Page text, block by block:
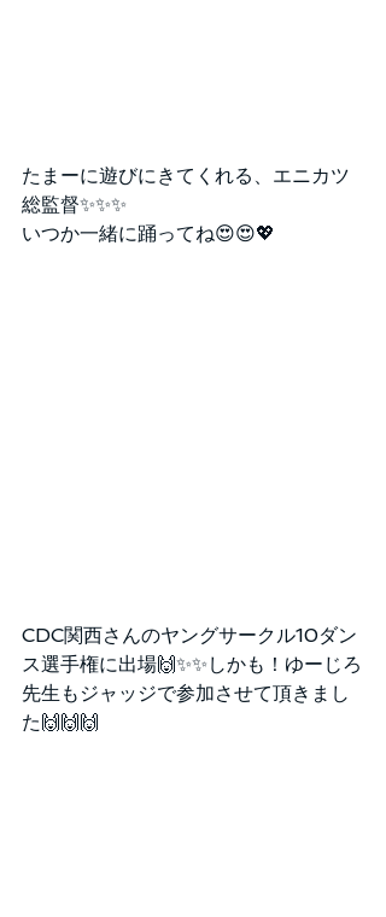
たまーに遊びにきてくれる、エニカツ
総監督✨✨✨
いつか一緒に踊ってね😍😍💖
CDC関西さんのヤングサークル10ダン
ス選手権に出場🙌✨✨しかも！ゆーじろ
先生もジャッジで参加させて頂きまし
た🙌🙌🙌